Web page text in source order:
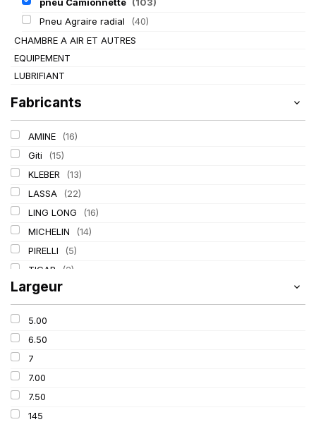
Pneu Agraire radial
(40)
CHAMBRE A AIR ET AUTRES
EQUIPEMENT
LUBRIFIANT
Fabricants
AMINE
(16)
Giti
(15)
KLEBER
(13)
LASSA
(22)
LING LONG
(16)
MICHELIN
(14)
PIRELLI
(5)
TIGAR
(2)
Largeur
5.00
6.50
7
7.00
7.50
145